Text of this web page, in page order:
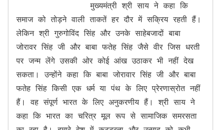
               मुख्यमंत्री श्री साय ने कहा कि
समाज को तोड़ने वाली ताकतें हर दौर में सक्रिय रहती हैं।
लेकिन श्री गुरुगोविंद सिंह और उनके साहेबजादों बाबा
जोरावर सिंह जी और बाबा फतेह सिंह जैसे वीर जिस धरती
पर जन्म लेंगे उसकी ओर कोई आंख उठाकर भी नहीं देख
सकता। उन्होंने कहा कि बाबा जोरावार सिंह जी और बाबा
फतेह सिंह किसी एक धर्म या पंथ के लिए प्रेरणास्रोत नहीं
हैं। वह संपूर्ण भारत के लिए अनुकरणीय हैं। श्री साय ने
कहा कि भारत का चरित्र मूल रूप से सामाजिक समरसता